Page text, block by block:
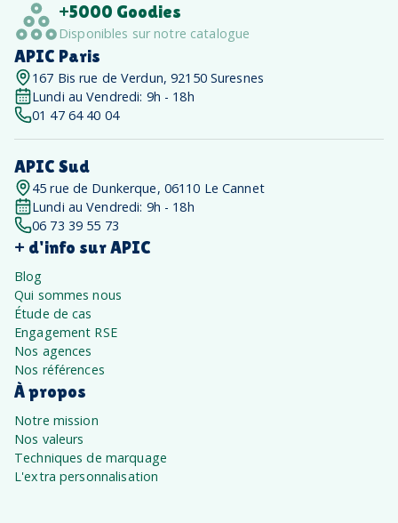
+5000 Goodies
Disponibles sur notre catalogue
APIC Paris
167 Bis rue de Verdun, 92150 Suresnes
Lundi au Vendredi: 9h - 18h
01 47 64 40 04
APIC Sud
45 rue de Dunkerque, 06110 Le Cannet
Lundi au Vendredi: 9h - 18h
06 73 39 55 73
+ d'info sur APIC
Blog
Qui sommes nous
Étude de cas
Engagement RSE
Nos agences
Nos références
À propos
Notre mission
Nos valeurs
Techniques de marquage
L'extra personnalisation